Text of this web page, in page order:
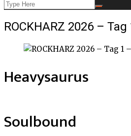
ROCKHARZ 2026 –
Heavysaurus
Soulbound